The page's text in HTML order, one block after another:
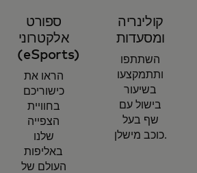
ספורט
אלקטרוני
(eSports)
הראו את
כישוריכם
בחוויית
הצפייה
שלנו
באליפות
העולם של
קולינריה
ומסעדות
השתתפו
ותתמקצעו
בשיעור
בישול עם
שף בעל
כוכב מישלן.